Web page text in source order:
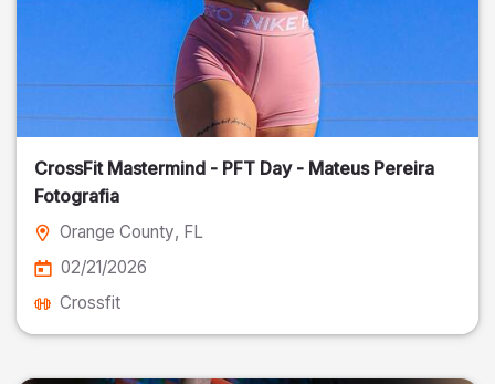
CrossFit Mastermind - PFT Day - Mateus Pereira
Fotografia
Orange County, FL
02/21/2026
Crossfit